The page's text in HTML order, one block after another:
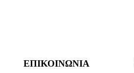
ΕΠΙΚΟΙΝΩΝΙΑ